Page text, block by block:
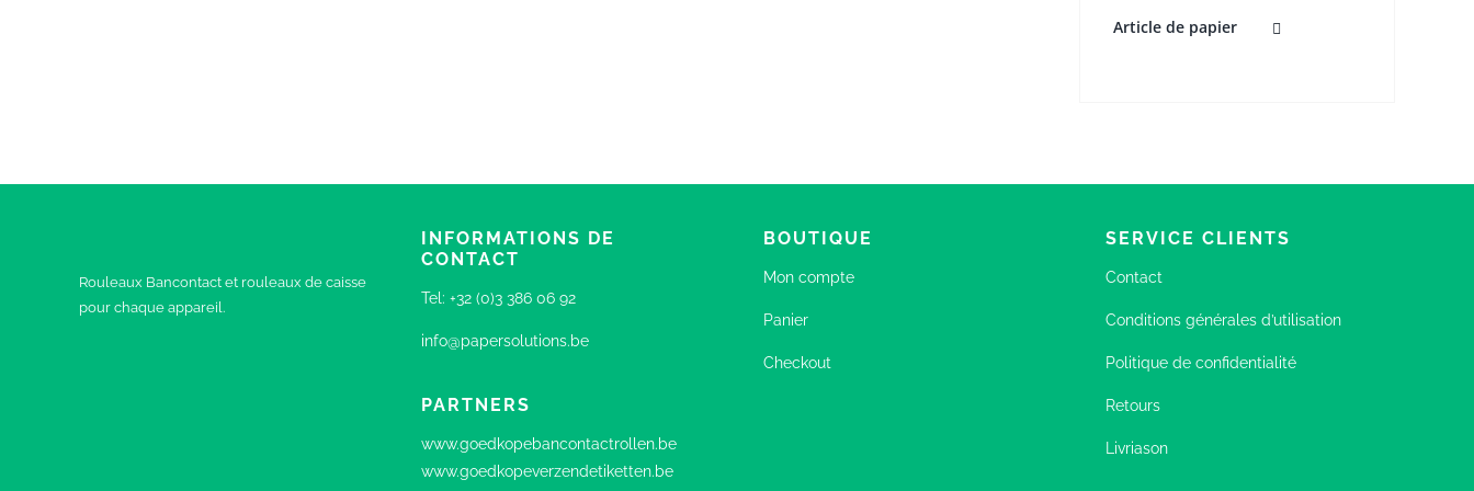
Article de papier
Rouleaux Bancontact et rouleaux de caisse
pour chaque appareil.
INFORMATIONS DE
CONTACT
Tel: +32 (0)3 386 06 92
info@papersolutions.be
PARTNERS
www.goedkopebancontactrollen.be
www.goedkopeverzendetiketten.be
BOUTIQUE
Mon compte
Panier
Checkout
SERVICE CLIENTS
Contact
Conditions générales d’utilisation
Politique de confidentialité
Retours
Livriason